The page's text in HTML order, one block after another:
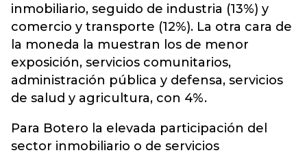
inmobiliario, seguido de industria (13%) y
comercio y transporte (12%). La otra cara de
la moneda la muestran los de menor
exposición, servicios comunitarios,
administración pública y defensa, servicios
de salud y agricultura, con 4%.
Para Botero la elevada participación del
sector inmobiliario o de servicios